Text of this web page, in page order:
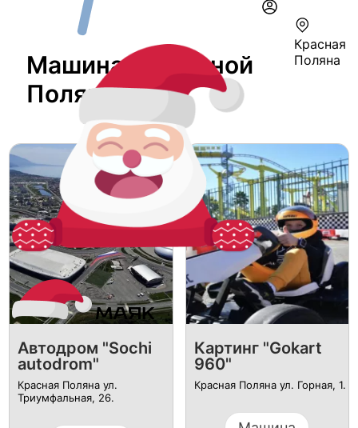
Красная
Поляна
Машина В Красной
Поляне
Автодром "Sochi
autodrom"
Красная Поляна ул.
Триумфальная, 26.
Картинг "Gokart
960"
Красная Поляна ул. Горная, 1.